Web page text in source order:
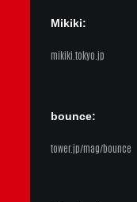
Mikiki:
mikiki.tokyo.jp
bounce:
tower.jp/mag/bounce